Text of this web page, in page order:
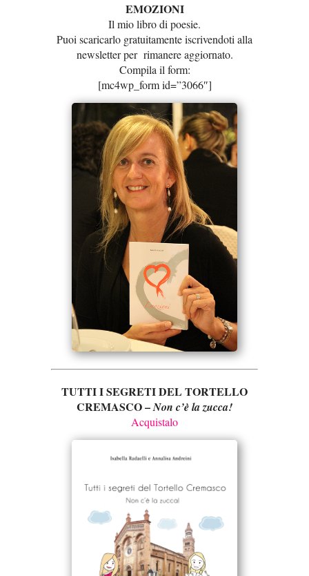
EMOZIONI
Il mio libro di poesie.
Puoi scaricarlo gratuitamente iscrivendoti alla
newsletter per rimanere aggiornato.
Compila il form:
[mc4wp_form id=”3066″]
TUTTI I SEGRETI DEL TORTELLO
CREMASCO –Non c’è la zucca!
Acquistalo